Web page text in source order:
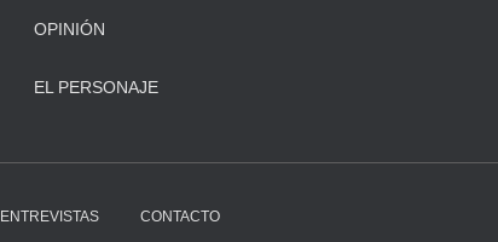
OPINIÓN
EL PERSONAJE
ENTREVISTAS CONTACTO